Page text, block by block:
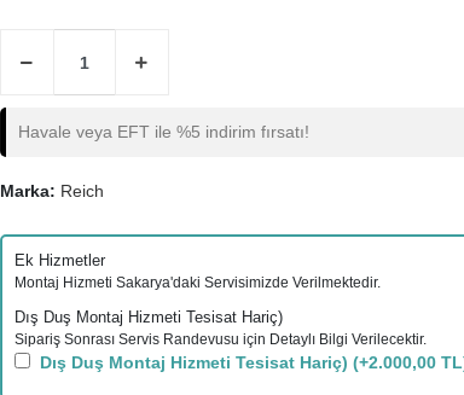
Havale veya EFT ile %5 indirim fırsatı!
Marka: Reich
Ek Hizmetler
Montaj Hizmeti Sakarya'daki Servisimizde Verilmektedir.
Dış Duş Montaj Hizmeti Tesisat Hariç)
Sipariş Sonrası Servis Randevusu için Detaylı Bilgi Verilecektir.
Dış Duş Montaj Hizmeti Tesisat Hariç) (+2.000,00